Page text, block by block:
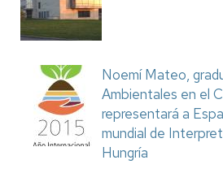
Noemí Mateo,
Ambientales en el
representará a
mundial de
Hungría